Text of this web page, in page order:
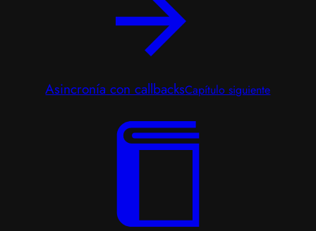
Asincronía con callbacksCapítulo siguiente